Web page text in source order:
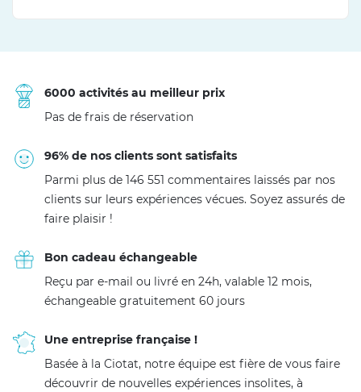
6000 activités au meilleur prix
Pas de frais de réservation
96% de nos clients sont satisfaits
Parmi plus de 146 551 commentaires laissés par nos
clients sur leurs expériences vécues. Soyez assurés de
faire plaisir !
Bon cadeau échangeable
Reçu par e-mail ou livré en 24h, valable 12 mois,
échangeable gratuitement 60 jours
Une entreprise française !
Basée à la Ciotat, notre équipe est fière de vous faire
découvrir de nouvelles expériences insolites, à